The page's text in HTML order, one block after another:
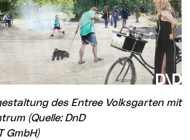
des Entree Volksgarten mit
(Quelle: DnD
GmbH)